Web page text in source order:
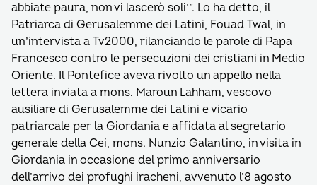
abbiate paura, non vi lascerò soli’”. Lo ha detto, il
Patriarca di Gerusalemme dei Latini, Fouad Twal, in
un’intervista a Tv2000, rilanciando le parole di Papa
Francesco contro le persecuzioni dei cristiani in Medio
Oriente. Il Pontefice aveva rivolto un appello nella
lettera inviata a mons. Maroun Lahham, vescovo
ausiliare di Gerusalemme dei Latini e vicario
patriarcale per la Giordania e affidata al segretario
generale della Cei, mons. Nunzio Galantino, in visita in
Giordania in occasione del primo anniversario
dell’arrivo dei profughi iracheni, avvenuto l’8 agosto